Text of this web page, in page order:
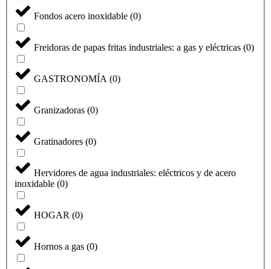
Fondos acero inoxidable (0)
Freidoras de papas fritas industriales: a gas y eléctricas (0)
GASTRONOMÍA (0)
Granizadoras (0)
Gratinadores (0)
Hervidores de agua industriales: eléctricos y de acero
inoxidable (0)
HOGAR (0)
Hornos a gas (0)